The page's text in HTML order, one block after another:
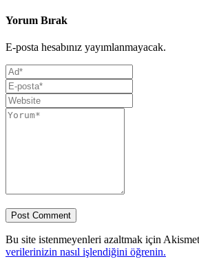
Yorum Bırak
E-posta hesabınız yayımlanmayacak.
Bu site istenmeyenleri azaltmak için
verilerinizin nasıl işlendiğini öğrenin.